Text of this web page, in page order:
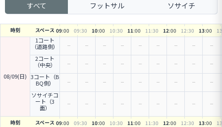
すべて フットサル ソサイチ
時刻 スペース 09:00 09:30 10:00 10:30 11:00 11 :30 12:00 12:30 13:00 13
08/09(日)
1コート
（道路側）
2コート
（中央）
3コート（B
BQ側）
ソサイチコ
ート（3
面）
時刻 スペース 09:00 09:30 10:00 10:30 11:00 11 :30 12:00 12:30 13:00 13